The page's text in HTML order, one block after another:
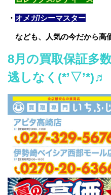
・ オメガ/シーマスター
なども、人気の今だから高
8月の買取保証多
逃しなく(*’▽’*)♬